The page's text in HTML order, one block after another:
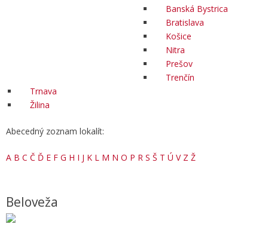
Banská Bystrica
Bratislava
Košice
Nitra
Prešov
Trenčín
Trnava
Žilina
Abecedný zoznam lokalít:
A B C Č Ď E F G H I J K L M N O P R S Š T Ú V Z Ž
Beloveža